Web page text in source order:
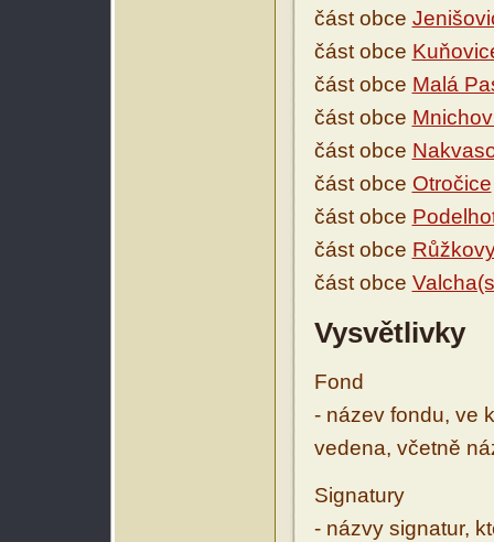
část obce
část obce
část obce Malá
část obce
část obce
část obce Otročice
část obce
část obce
část obce
Vysvětlivky
Fond
- název fondu, ve
vedena, včetně
Signatury
- názvy signatur,